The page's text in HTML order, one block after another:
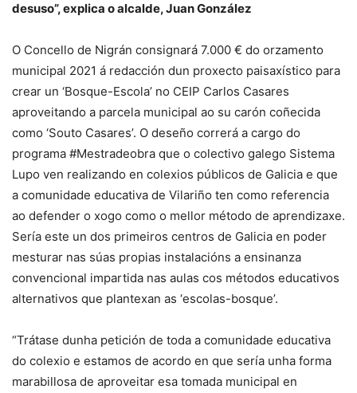
desuso”, explica o alcalde, Juan González
O Concello de Nigrán consignará 7.000 € do orzamento
municipal 2021 á redacción dun proxecto paisaxístico para
crear un ‘Bosque-Escola’ no CEIP Carlos Casares
aproveitando a parcela municipal ao su carón coñecida
como ‘Souto Casares’. O deseño correrá a cargo do
programa #Mestradeobra que o colectivo galego Sistema
Lupo ven realizando en colexios públicos de Galicia e que
a comunidade educativa de Vilariño ten como referencia
ao defender o xogo como o mellor método de aprendizaxe.
Sería este un dos primeiros centros de Galicia en poder
mesturar nas súas propias instalacións a ensinanza
convencional impartida nas aulas cos métodos educativos
alternativos que plantexan as ‘escolas-bosque’.
“Trátase dunha petición de toda a comunidade educativa
do colexio e estamos de acordo en que sería unha forma
marabillosa de aproveitar esa tomada municipal en